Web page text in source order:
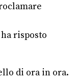
risposto
di ora in ora.